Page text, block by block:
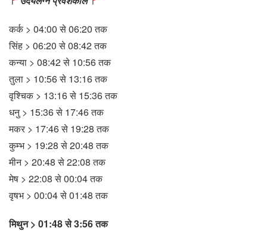
कर्क > 04:00 से 06:20 तक
सिंह > 06:20 से 08:42 तक
कन्या > 08:42 से 10:56 तक
तुला > 10:56 से 13:16 तक
वृश्चिक > 13:16 से 15:36 तक
धनु > 15:36 से 17:46 तक
मकर > 17:46 से 19:28 तक
कुम्भ > 19:28 से 20:48 तक
मीन > 20:48 से 22:08 तक
मेष > 22:08 से 00:04 तक
वृषभ > 00:04 से 01:48 तक
मिथुन > 01:48 से 3:56 तक